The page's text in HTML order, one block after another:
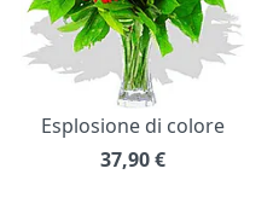
Esplosione di colore
37,90€